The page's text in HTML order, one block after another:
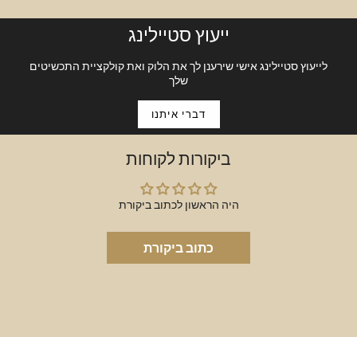
Choose your initial and we will make the magic happen.
42cm (40cm + 2cm extension) with our gold enamel evil eye
ייעוץ סטיילינג
לייעוץ סטיילינג אישי שירענן לך את הלוק ואת קולקציית התכשיטים
שלך
דברי איתנו
ביקורות לקוחות
היה הראשון לכתוב ביקורת
כתוב ביקורת